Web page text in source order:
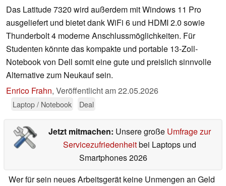
Das Latitude 7320 wird außerdem mit Windows 11 Pro
ausgeliefert und bietet dank WiFi 6 und HDMI 2.0 sowie
Thunderbolt 4 moderne Anschlussmöglichkeiten. Für
Studenten könnte das kompakte und portable 13-Zoll-
Notebook von Dell somit eine gute und preislich sinnvolle
Alternative zum Neukauf sein.
Enrico Frahn, Veröffentlicht am22.05.2026
Laptop / Notebook Deal
Jetzt mitmachen: Unsere große Umfrage zur
Servicezufriedenheitbei Laptops und
Smartphones 2026
Wer für sein neues Arbeitsgerät keine Unmengen an Geld